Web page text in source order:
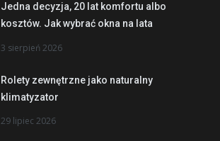
Jedna decyzja, 20 lat komfortu albo
kosztów. Jak wybrać okna na lata
3 sierpień 2026
Rolety zewnętrzne jako naturalny
klimatyzator
29 lipiec 2026